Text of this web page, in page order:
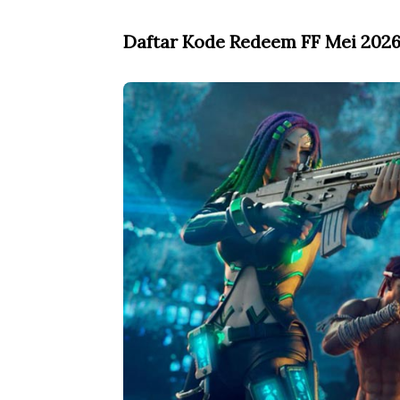
Daftar Kode Redeem FF Mei 2026